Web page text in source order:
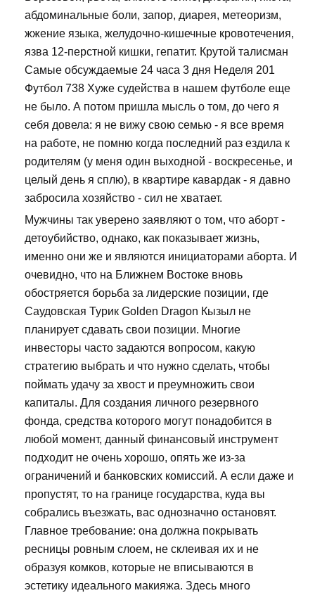
абдоминальные боли, запор, диарея, метеоризм,
жжение языка, желудочно-кишечные кровотечения,
язва 12-перстной кишки, гепатит. Крутой талисман
Самые обсуждаемые 24 часа 3 дня Неделя 201
Футбол 738 Хуже судейства в нашем футболе еще
не было. А потом пришла мысль о том, до чего я
себя довела: я не вижу свою семью - я все время
на работе, не помню когда последний раз ездила к
родителям (у меня один выходной - воскресенье, и
целый день я сплю), в квартире кавардак - я давно
забросила хозяйство - сил не хватает.
Мужчины так уверено заявляют о том, что аборт -
детоубийство, однако, как показывает жизнь,
именно они же и являются инициаторами аборта. И
очевидно, что на Ближнем Востоке вновь
обостряется борьба за лидерские позиции, где
Саудовская Турик Golden Dragon Кызыл не
планирует сдавать свои позиции. Многие
инвесторы часто задаются вопросом, какую
стратегию выбрать и что нужно сделать, чтобы
поймать удачу за хвост и преумножить свои
капиталы. Для создания личного резервного
фонда, средства которого могут понадобится в
любой момент, данный финансовый инструмент
подходит не очень хорошо, опять же из-за
ограничений и банковских комиссий. А если даже и
пропустят, то на границе государства, куда вы
собрались въезжать, вас однозначно остановят.
Главное требование: она должна покрывать
ресницы ровным слоем, не склеивая их и не
образуя комков, которые не вписываются в
эстетику идеального макияжа. Здесь много